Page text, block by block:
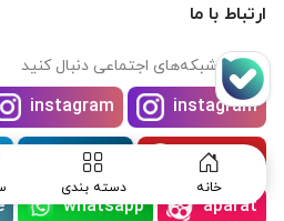
خانه دسته بندی
ارتباط با ما
ما را در شبکه‌های اجتماعی دنبال کنید
instagram
instagram
pinterest
linkedin
aparat
whatsapp